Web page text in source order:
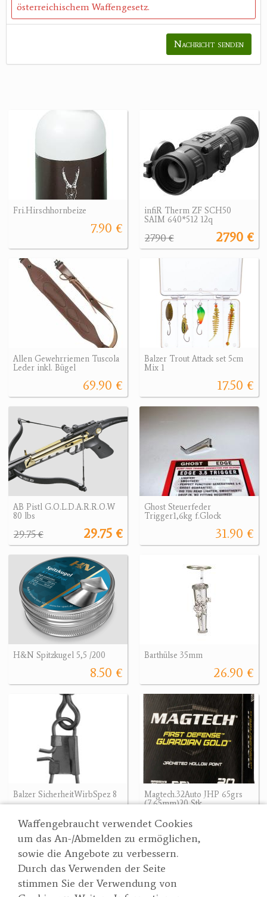
Waffengebraucht verwendet Cookies
um das An-/Abmelden zu ermöglichen,
sowie die Angebote zu verbessern.
Durch das Verwenden der Seite
stimmen Sie der Verwendung von
österreichischem Waffengesetz.
Nachricht senden
Fri.Hirschhornbeize
7.90 €
infiR Therm ZF SCH50
SAIM 640*512 12q
2790 €
2790 €
Allen Gewehrriemen Tuscola
Leder inkl. Bügel
69.90 €
Balzer Trout Attack set 5cm
Mix 1
17.50 €
AB Pistl G.O.L.D.A.R.R.O.W
80 lbs
29.75 €
29.75 €
Ghost Steuerfeder
Trigger1,6kg f.Glock
31.90 €
H&N Spitzkugel 5,5 /200
8.50 €
Barthülse 35mm
26.90 €
Balzer SicherheitWirbSpez 8
Magtech.32Auto JHP 65grs
(7,65mm)20 Stk.
Suche
Partner
Wertgarner 1820
Jagd & SporthandelsgmbH